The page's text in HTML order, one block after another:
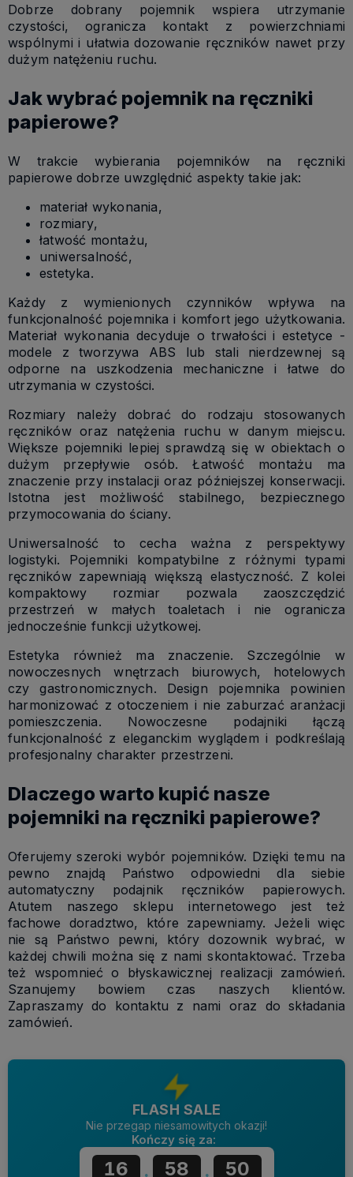
Dobrze dobrany pojemnik wspiera utrzymanie
czystości, ogranicza kontakt z powierzchniami
wspólnymi i ułatwia dozowanie ręczników nawet przy
dużym natężeniu ruchu.
Jak wybrać pojemnik na ręczniki
papierowe?
W trakcie wybierania pojemników na ręczniki
papierowe dobrze uwzględnić aspekty takie jak:
materiał wykonania,
rozmiary,
łatwość montażu,
uniwersalność,
estetyka.
Każdy z wymienionych czynników wpływa na
funkcjonalność pojemnika i komfort jego użytkowania.
Materiał wykonania decyduje o trwałości i estetyce -
modele z tworzywa ABS lub stali nierdzewnej są
odporne na uszkodzenia mechaniczne i łatwe do
utrzymania w czystości.
Rozmiary należy dobrać do rodzaju stosowanych
ręczników oraz natężenia ruchu w danym miejscu.
Większe pojemniki lepiej sprawdzą się w obiektach o
dużym przepływie osób. Łatwość montażu ma
znaczenie przy instalacji oraz późniejszej konserwacji.
Istotna jest możliwość stabilnego, bezpiecznego
przymocowania do ściany.
Uniwersalność to cecha ważna z perspektywy
logistyki. Pojemniki kompatybilne z różnymi typami
ręczników zapewniają większą elastyczność. Z kolei
kompaktowy rozmiar pozwala zaoszczędzić
przestrzeń w małych toaletach i nie ogranicza
jednocześnie funkcji użytkowej.
Estetyka również ma znaczenie. Szczególnie w
nowoczesnych wnętrzach biurowych, hotelowych
czy gastronomicznych. Design pojemnika powinien
harmonizować z otoczeniem i nie zaburzać aranżacji
pomieszczenia. Nowoczesne podajniki łączą
funkcjonalność z eleganckim wyglądem i podkreślają
profesjonalny charakter przestrzeni.
Dlaczego warto kupić nasze
pojemniki na ręczniki papierowe?
Oferujemy szeroki wybór pojemników. Dzięki temu na
pewno znajdą Państwo odpowiedni dla siebie
automatyczny podajnik ręczników papierowych.
Atutem naszego sklepu internetowego jest też
fachowe doradztwo, które zapewniamy. Jeżeli więc
nie są Państwo pewni, który dozownik wybrać, w
każdej chwili można się z nami skontaktować. Trzeba
też wspomnieć o błyskawicznej realizacji zamówień.
Szanujemy bowiem czas naszych klientów.
Zapraszamy do kontaktu z nami oraz do składania
zamówień.
FLASH SALE
Nie przegap niesamowitych okazji!
Kończy się za:
16 58 49